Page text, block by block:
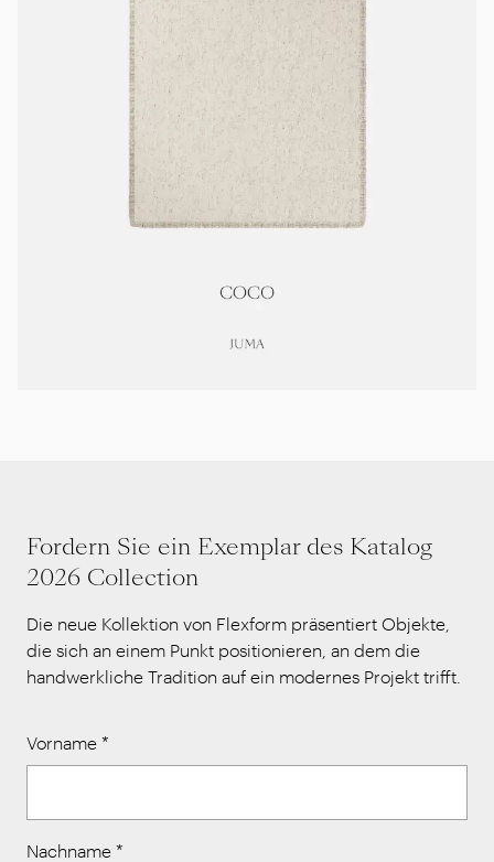
Fordern Sie ein Exemplar des Katalog
2026 Collection
Die neue Kollektion von Flexform präsentiert Objekte,
die sich an einem Punkt positionieren, an dem die
handwerkliche Tradition auf ein modernes Projekt trifft.
Vorname *
Nachname *